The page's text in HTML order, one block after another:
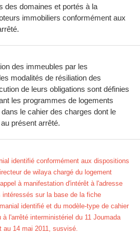
des domaines et portés à la
immobiliers conformément aux
des immeubles par les
modalités de résiliation des
de leurs obligations sont définies
les programmes de logements
le cahier des charges dont le
présent arrêté.
identifié conformément aux dispositions
de wilaya chargé du logement
à manifestation d'intérêt à l'adresse
sur la base de la fiche
identifié et du modèle-type de cahier
l'arrêté interministériel du 11 Joumada
au 14 mai 2011, susvisé.